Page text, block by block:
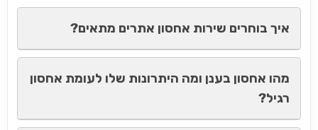
איך בוחרים שירות אחסון אתרים מתאים?
מהו אחסון בענן ומה היתרונות שלו לעומת אחסון
רגיל?